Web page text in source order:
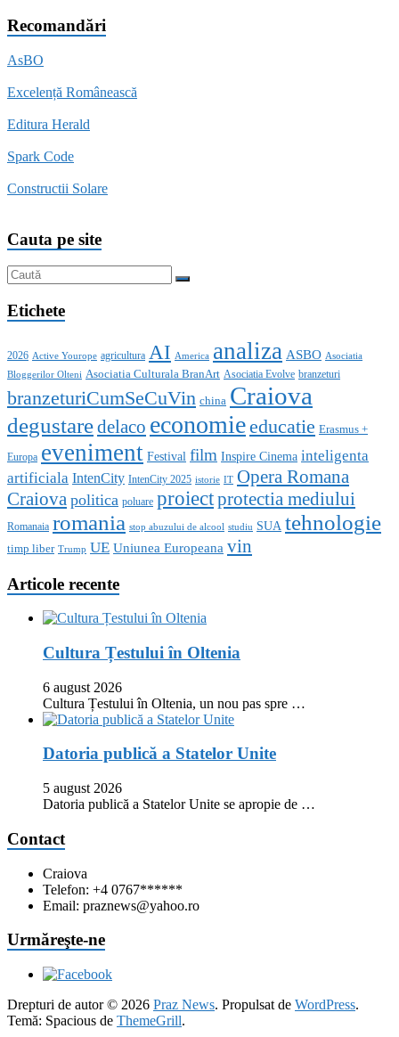
Recomandări
AsBO
Excelență Românească
Editura Herald
Spark Code
Constructii Solare
Cauta pe site
Etichete
2026 Active Yourope agricultura AI America analiza ASBO Asociatia
Bloggerilor Olteni Asociatia Culturala BranArt Asociatia Evolve branzeturi
branzeturiCumSeCuVin china Craiova
degustaredelaco economieeducatie Erasmus +
Europa eveniment Festival film Inspire Cinema inteligenta
artificiala IntenCity IntenCity 2025 istorie IT Opera Romana
Craiova politica poluare proiectprotectia mediului
Romanaia romania stop abuzului de alcool studiu SUA tehnologie
timp liber Trump UE Uniunea Europeana vin
Articole recente
Cultura Țestului în Oltenia
6 august 2026
Cultura Țestului în Oltenia, un nou pas spre …
Datoria publică a Statelor Unite
5 august 2026
Datoria publică a Statelor Unite se apropie de …
Contact
Craiova
Telefon: +4 0767******
Email: praznews@yahoo.ro
Urmăreşte-ne
Drepturi de autor © 2026 Praz News. Propulsat de WordPress.
Temă: Spacious de ThemeGrill.